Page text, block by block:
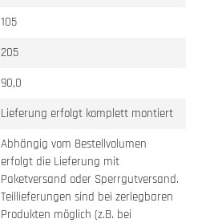
105
205
90,0
Lieferung erfolgt komplett montiert
Abhängig vom Bestellvolumen
erfolgt die Lieferung mit
Paketversand oder Sperrgutversand.
Teillieferungen sind bei zerlegbaren
Produkten möglich (z.B. bei